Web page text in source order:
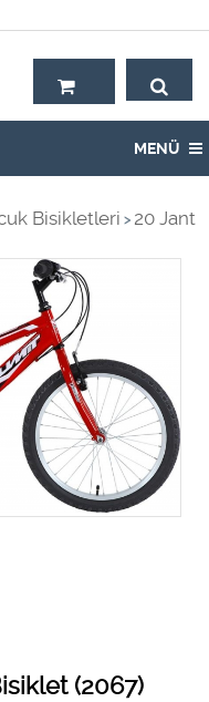
MENÜ
Bisikletleri > 20 Jant
(2067)